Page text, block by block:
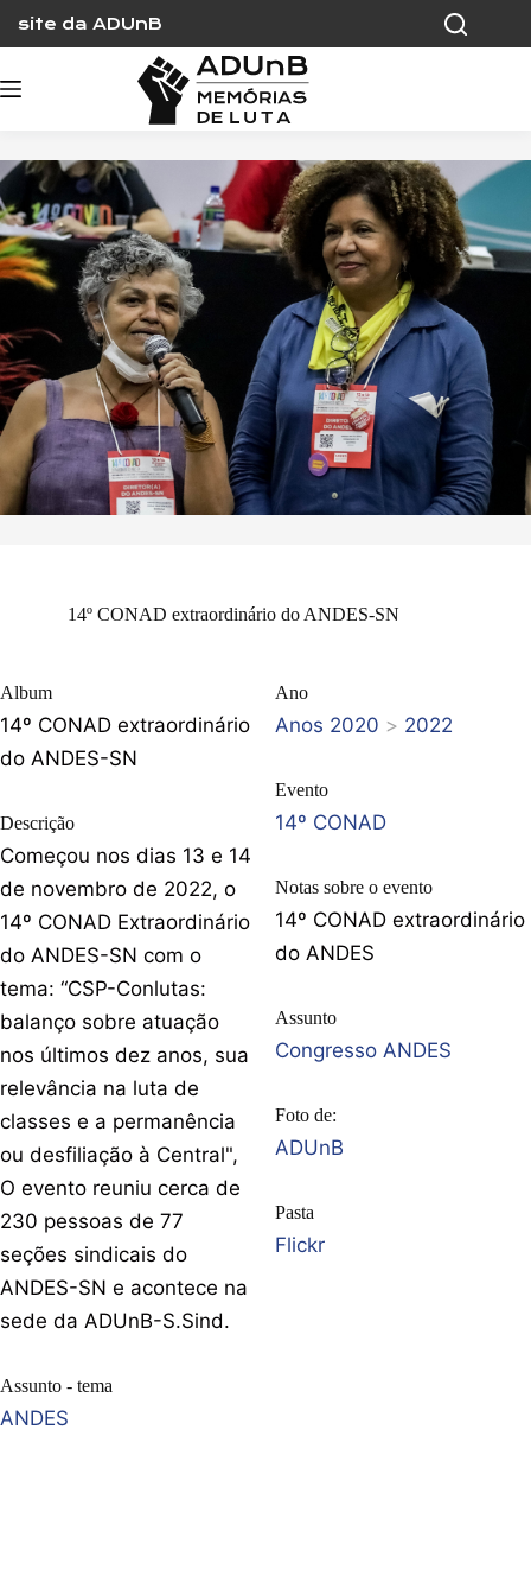
content
site da ADUnB
14º CONAD extraordinário do ANDES-SN
Album
14º CONAD extraordinário
do ANDES-SN
Descrição
Começou nos dias 13 e 14
de novembro de 2022, o
14º CONAD Extraordinário
do ANDES-SN com o
tema: “CSP-Conlutas:
balanço sobre atuação
nos últimos dez anos, sua
relevância na luta de
classes e a permanência
ou desfiliação à Central",
O evento reuniu cerca de
230 pessoas de 77
seções sindicais do
ANDES-SN e acontece na
sede da ADUnB-S.Sind.
Assunto - tema
ANDES
Ano
Anos 2020 > 2022
Evento
14º CONAD
Notas sobre o evento
14º CONAD extraordinário
do ANDES
Assunto
Congresso ANDES
Foto de:
ADUnB
Pasta
Flickr